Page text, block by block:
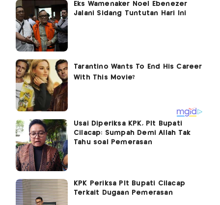
Eks Wamenaker Noel Ebenezer
Jalani Sidang Tuntutan Hari Ini
Usai Diperiksa KPK, Plt Bupati
Cilacap: Sumpah Demi Allah Tak
Tahu soal Pemerasan
KPK Periksa Plt Bupati Cilacap
Terkait Dugaan Pemerasan